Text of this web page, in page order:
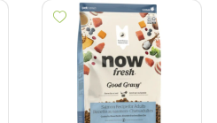
Add wishlist